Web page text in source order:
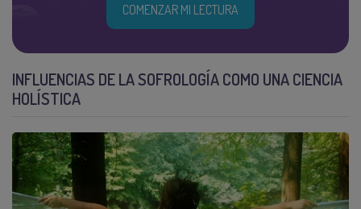
COMENZAR MI LECTURA
INFLUENCIAS DE LA SOFROLOGÍA COMO UNA CIENCIA
HOLÍSTICA